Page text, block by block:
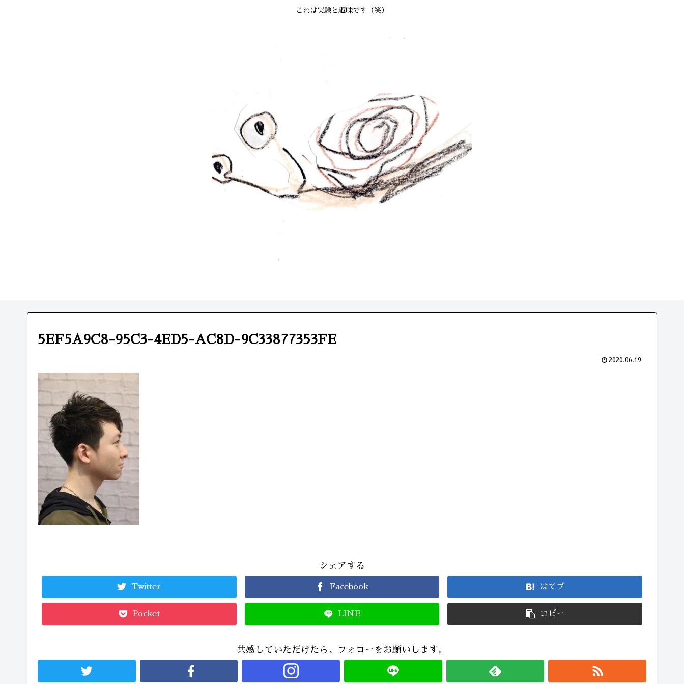
これは実験と趣味です（笑）
5EF5A9C8-95C3-4ED5-AC8D-9C33877353FE
2020.06.19
シェアする
Twitter Facebook はてブ
Pocket LINE コピー
共感していただけたら、フォローをお願いします。